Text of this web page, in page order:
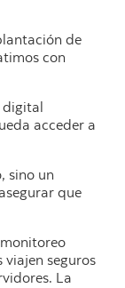
de
con
digital
acceder a
sino un
que
seguros
La